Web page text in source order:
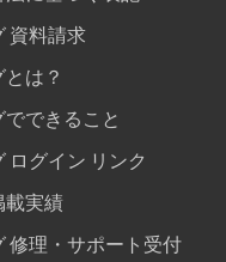
資料請求
は？
できること
ログイン リンク
載実績
修理・サポート受付